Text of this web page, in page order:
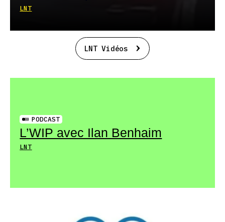
LNT
LNT Vidéos
PODCAST
L’WIP avec Ilan Benhaim
LNT